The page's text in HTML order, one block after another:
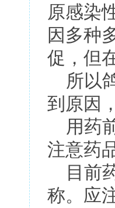
原感染
因多种
促，但
所以
到原因
用药
注意药
目前
称。应